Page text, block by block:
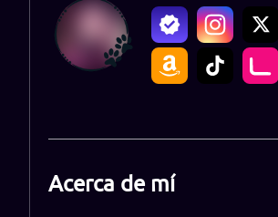
Acerca de mí